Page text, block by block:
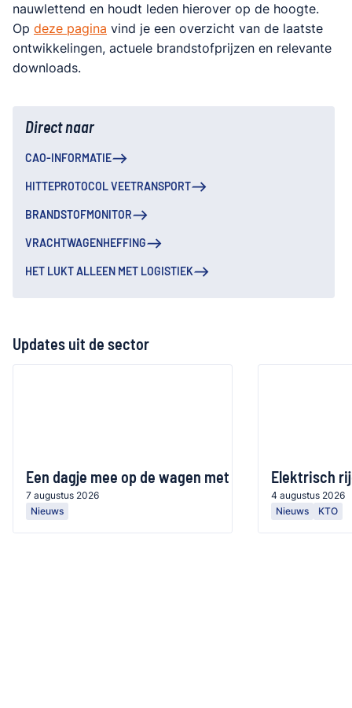
nauwlettend en houdt leden hierover op de hoogte.
Op deze pagina vind je een overzicht van de laatste
ontwikkelingen, actuele brandstofprijzen en relevante
downloads.
Direct naar
CAO-INFORMATIE
HITTEPROTOCOL VEETRANSPORT
BRANDSTOFMONITOR
VRACHTWAGENHEFFING
HET LUKT ALLEEN MET LOGISTIEK
Updates uit de sector
Een dagje mee op de wagen met Jolanda
7 augustus 2026
Nieuws
Elektrisch
4 augustus 2026
Nieuws
KTO